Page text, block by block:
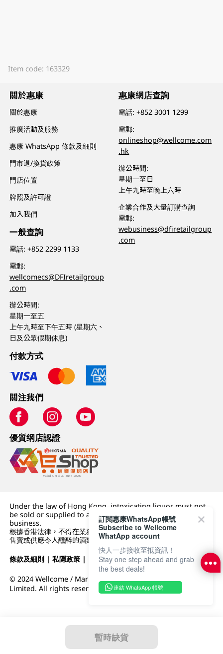
暫時缺貨
Item code: 163329
關於惠康
關於惠康
推廣活動及服務
惠康 WhatsApp 條款及細則
門市退/換貨政策
門店位置
牌照及許可證
加入我們
一般查詢
電話:+852 2299 1133
電郵:
wellcomecs@DFIretailgroup
.com
辦公時間:
星期一至五
上午九時至下午五時 (星期六、
日及公眾假期休息)
惠康網店查詢
電話:+852 3001 1299
電郵:
onlineshop@wellcome.com
.hk
辦公時間:
星期一至日
上午九時至晚上六時
企業合作及大量訂購查詢
電郵:
webusiness@dfiretailgroup
.com
付款方式
關注我們
優質纲店認證
Under the law of Hong Kong, intoxicating liquor must not
be sold or supplied to a minor (under 18) in the course of
business.
根據香港法律，不得在業務過程中，向未成年人 (18 歲以下人士)
售賣或供應令人醺醉的酒類。
條款及細則 |私隱政策 | DFI零售集團
© 2024 Wellcome / Market Place. The Dairy Farm Company
Limited. All rights reserved.
訂閱惠康WhatsApp帳號
Subscribe to Wellcome
WhatApp account
快人一步接收至抵資訊！
Stay one step ahead and grab
the best deals!
連結 WhatsApp 帳號